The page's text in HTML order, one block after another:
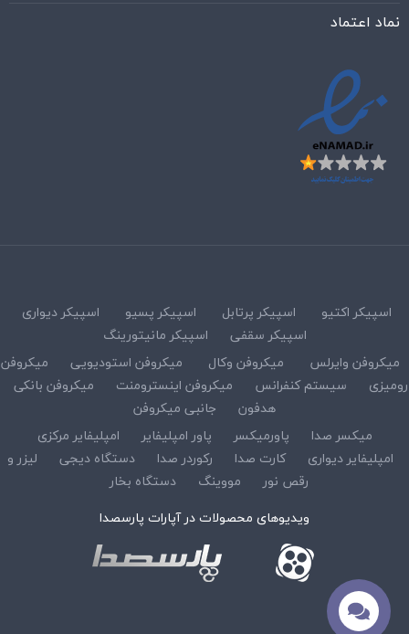
نماد اعتماد
اسپیکر اکتیو اسپیکر پرتابل اسپیکر پسیو
اسپیکر دیواری
اسپیکر سقفی
اسپیکر مانیتورینگ
میکروفن وایرلس
میکروفن وکال میکروفن استودیویی
میکروفن
رومیزی
سیستم کنفرانس میکروفن اینسترومنت
میکروفن بانکی
هدفون
جانبی میکروفن
میکسر صدا
پاورمیکسر پاور امپلیفایر
امپلیفایر مرکزی
امپلیفایر دیواری
کارت صدا رکوردر صدا دستگاه دیجی
لیزر و
رقص نور
مووینگ
دستگاه بخار
ویدیوهای محصولات در آپارات پارسصدا